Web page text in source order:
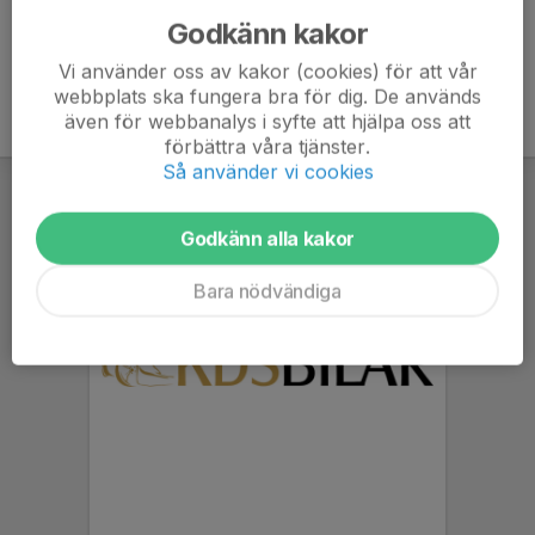
Godkänn kakor
Vi använder oss av kakor (cookies) för att vår
webbplats ska fungera bra för dig. De används
även för webbanalys i syfte att hjälpa oss att
förbättra våra tjänster.
Så använder vi cookies
Godkänn alla kakor
Bara nödvändiga